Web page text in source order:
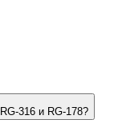
316 и RG-178?